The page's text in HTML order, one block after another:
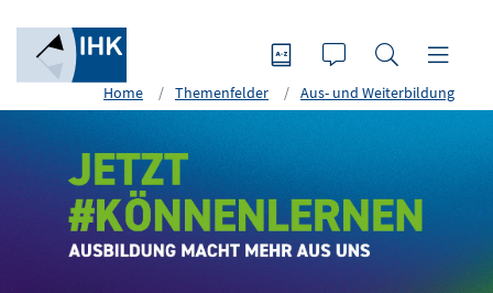
Home Themenfelder Aus- und Weiterbildung